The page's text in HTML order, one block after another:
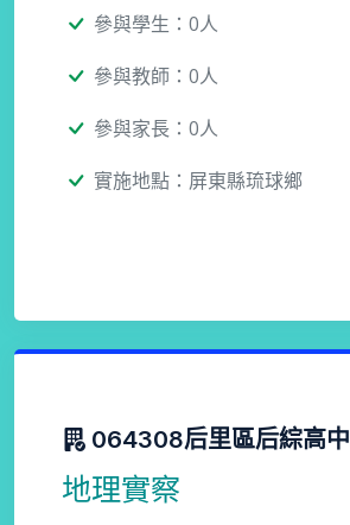
參與學生：0人
參與教師：0人
參與家長：0人
實施地點：屏東縣琉球鄉
064308后里區后綜高中
地理實察